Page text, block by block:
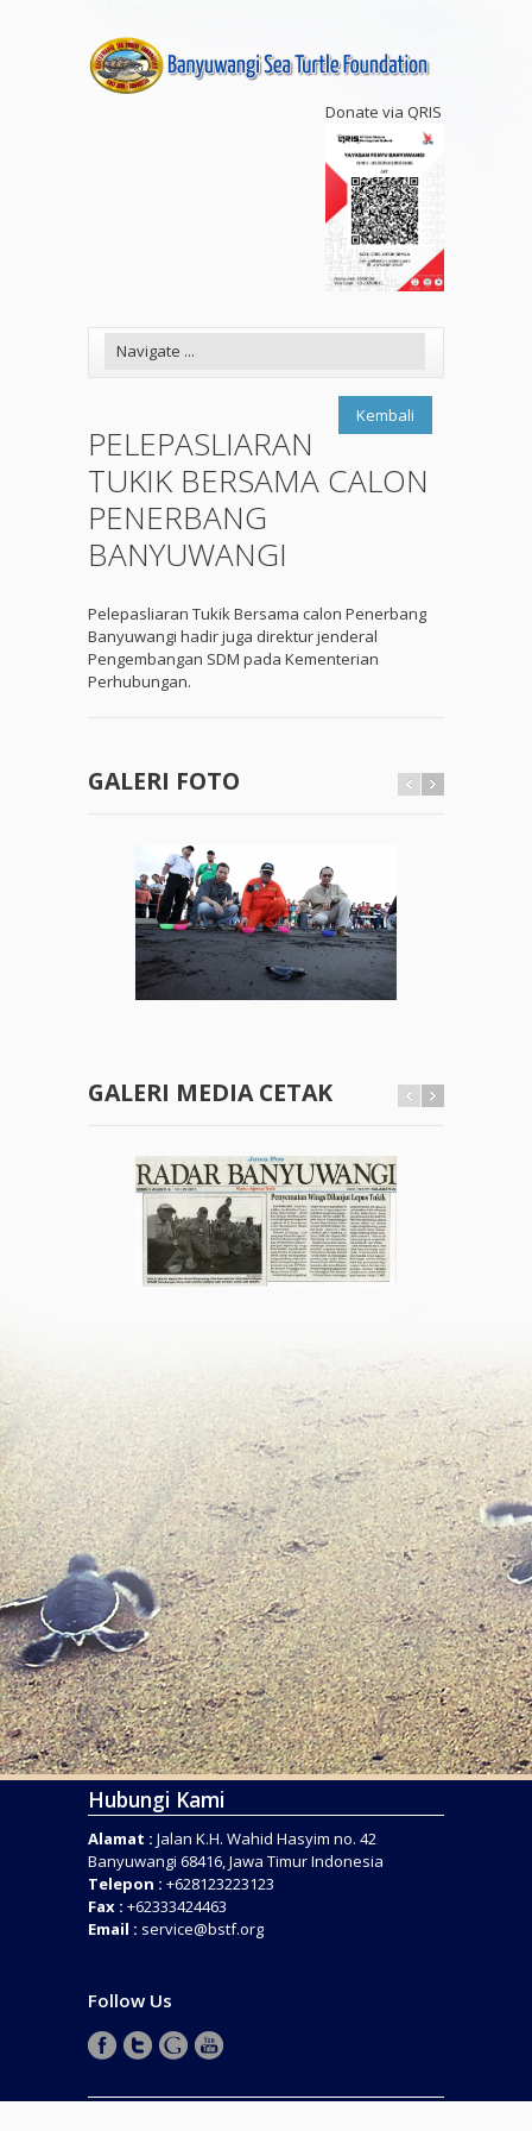
Donate via QRIS
Kembali
PELEPASLIARAN
TUKIK BERSAMA CALON
PENERBANG
BANYUWANGI
Pelepasliaran Tukik Bersama calon Penerbang
Banyuwangi hadir juga direktur jenderal
Pengembangan SDM pada Kementerian
Perhubungan.
GALERI FOTO
GALERI MEDIA CETAK
Hubungi Kami
Alamat : Jalan K.H. Wahid Hasyim no. 42
Banyuwangi 68416, Jawa Timur Indonesia
Telepon : +628123223123
Fax : +62333424463
Email : service@bstf.org
Follow Us